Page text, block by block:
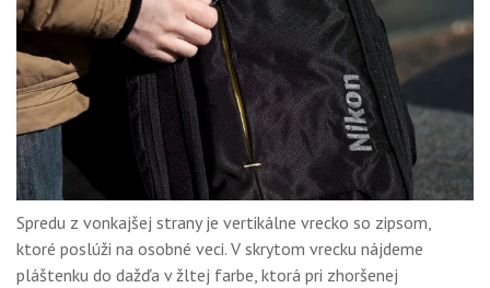
Spredu z vonkajšej strany je vertikálne vrecko so zipsom,
ktoré poslúži na osobné veci. V skrytom vrecku nájdeme
pláštenku do dažďa v žltej farbe, ktorá pri zhoršenej